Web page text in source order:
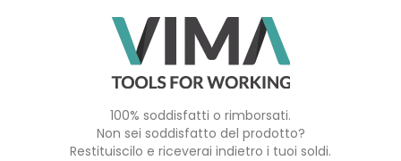
100% soddisfatti o rimborsati.
Non sei soddisfatto del prodotto?
Restituiscilo e riceverai indietro i tuoi soldi.